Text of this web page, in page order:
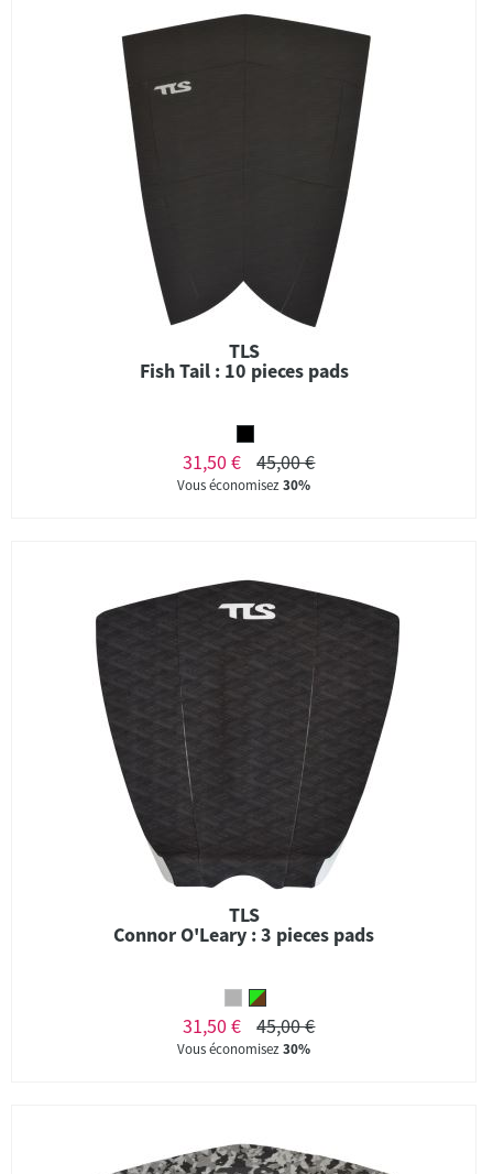
TLS
Fish Tail : 10 pieces pads
31,50 € 45,00 €
Vous économisez30%
TLS
Connor O'Leary : 3 pieces pads
31,50 € 45,00 €
Vous économisez30%